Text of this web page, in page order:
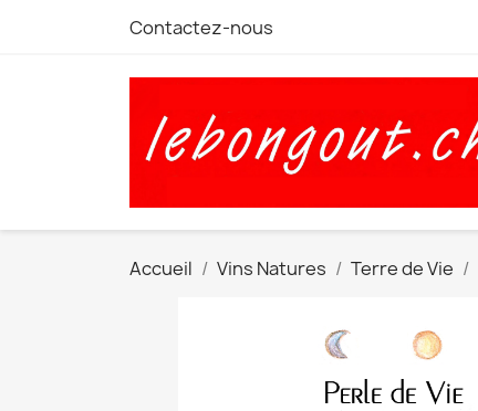
Contactez-nous
Accueil Vins Natures Terre de Vie